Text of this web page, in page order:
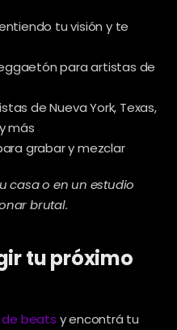
tu visión y te
para artistas de
de Nueva York, Texas,
más
grabar y mezclar
casa o en un estudio
brutal.
tu próximo
beats y encontrá tu